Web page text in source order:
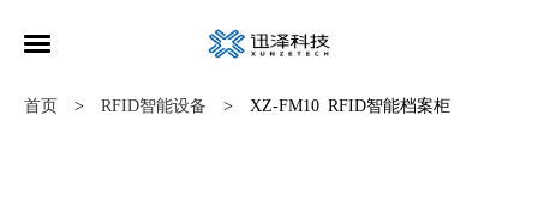
首页 > RFID智能设备 > XZ-FM10 RFID智能档案柜